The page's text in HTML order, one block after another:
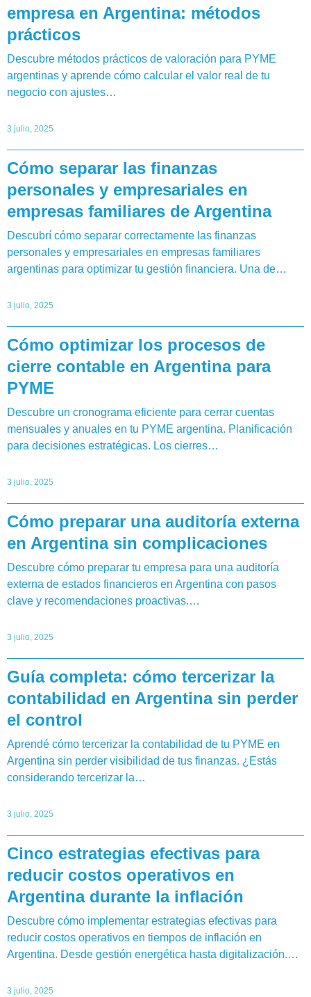
empresa en Argentina: métodos
prácticos
Descubre métodos prácticos de valoración para PYME
argentinas y aprende cómo calcular el valor real de tu
negocio con ajustes…
3 julio, 2025
Cómo separar las finanzas
personales y empresariales en
empresas familiares de Argentina
Descubrí cómo separar correctamente las finanzas
personales y empresariales en empresas familiares
argentinas para optimizar tu gestión financiera. Una de…
3 julio, 2025
Cómo optimizar los procesos de
cierre contable en Argentina para
PYME
Descubre un cronograma eficiente para cerrar cuentas
mensuales y anuales en tu PYME argentina. Planificación
para decisiones estratégicas. Los cierres…
3 julio, 2025
Cómo preparar una auditoría externa
en Argentina sin complicaciones
Descubre cómo preparar tu empresa para una auditoría
externa de estados financieros en Argentina con pasos
clave y recomendaciones proactivas.…
3 julio, 2025
Guía completa: cómo tercerizar la
contabilidad en Argentina sin perder
el control
Aprendé cómo tercerizar la contabilidad de tu PYME en
Argentina sin perder visibilidad de tus finanzas. ¿Estás
considerando tercerizar la…
3 julio, 2025
Cinco estrategias efectivas para
reducir costos operativos en
Argentina durante la inflación
Descubre cómo implementar estrategias efectivas para
reducir costos operativos en tiempos de inflación en
Argentina. Desde gestión energética hasta digitalización.…
3 julio, 2025